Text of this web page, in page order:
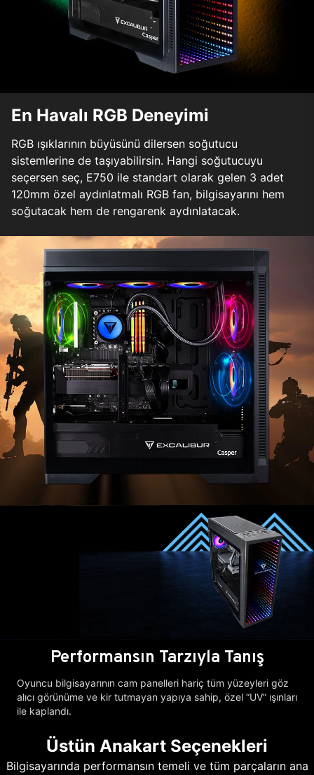
En Havalı RGB Deneyimi
RGB ışıklarının büyüsünü dilersen soğutucu
sistemlerine de taşıyabilirsin. Hangi soğutucuyu
seçersen seç, E750 ile standart olarak gelen 3 adet
120mm özel aydınlatmalı RGB fan, bilgisayarını hem
soğutacak hem de rengarenk aydınlatacak.
Performansın Tarzıyla Tanış
Oyuncu bilgisayarının cam panelleri hariç tüm yüzeyleri göz
alıcı görünüme ve kir tutmayan yapıya sahip, özel “UV” ışınları
ile kaplandı.
Üstün Anakart Seçenekleri
Bilgisayarında performansın temeli ve tüm parçaların ana